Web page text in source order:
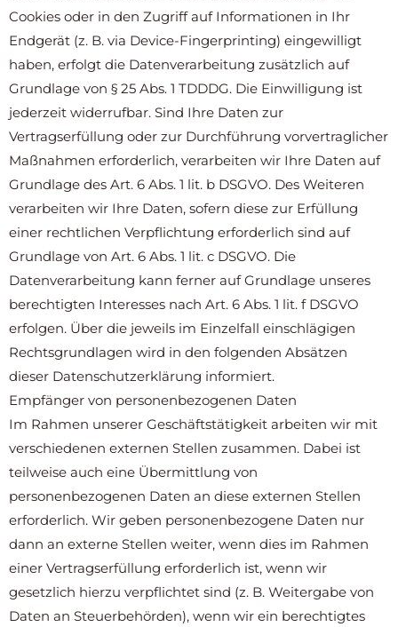
Cookies oder in den Zugriff auf Informationen in Ihr
Endgerät (z. B. via Device-Fingerprinting) eingewilligt
haben, erfolgt die Datenverarbeitung zusätzlich auf
Grundlage von § 25 Abs. 1 TDDDG. Die Einwilligung ist
jederzeit widerrufbar. Sind Ihre Daten zur
Vertragserfüllung oder zur Durchführung vorvertraglicher
Maßnahmen erforderlich, verarbeiten wir Ihre Daten auf
Grundlage des Art. 6 Abs. 1 lit. b DSGVO. Des Weiteren
verarbeiten wir Ihre Daten, sofern diese zur Erfüllung
einer rechtlichen Verpflichtung erforderlich sind auf
Grundlage von Art. 6 Abs. 1 lit. c DSGVO. Die
Datenverarbeitung kann ferner auf Grundlage unseres
berechtigten Interesses nach Art. 6 Abs. 1 lit. f DSGVO
erfolgen. Über die jeweils im Einzelfall einschlägigen
Rechtsgrundlagen wird in den folgenden Absätzen
dieser Datenschutzerklärung informiert.
Empfänger von personenbezogenen Daten
Im Rahmen unserer Geschäftstätigkeit arbeiten wir mit
verschiedenen externen Stellen zusammen. Dabei ist
teilweise auch eine Übermittlung von
personenbezogenen Daten an diese externen Stellen
erforderlich. Wir geben personenbezogene Daten nur
dann an externe Stellen weiter, wenn dies im Rahmen
einer Vertragserfüllung erforderlich ist, wenn wir
gesetzlich hierzu verpflichtet sind (z. B. Weitergabe von
Daten an Steuerbehörden), wenn wir ein berechtigtes